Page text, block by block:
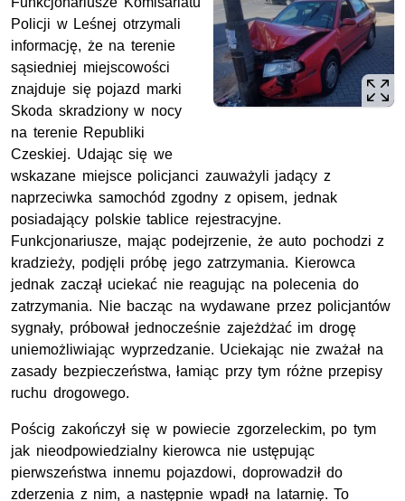
Policji w Leśnej otrzymali
informację, że na terenie
sąsiedniej miejscowości
znajduje się pojazd marki
Skoda skradziony w nocy
na terenie Republiki
Czeskiej. Udając się we
wskazane miejsce policjanci zauważyli jadący z
naprzeciwka samochód zgodny z opisem, jednak
posiadający polskie tablice rejestracyjne.
Funkcjonariusze, mając podejrzenie, że auto pochodzi z
kradzieży, podjęli próbę jego zatrzymania. Kierowca
jednak zaczął uciekać nie reagując na polecenia do
zatrzymania. Nie bacząc na wydawane przez policjantów
sygnały, próbował jednocześnie zajeżdżać im drogę
uniemożliwiając wyprzedzanie. Uciekając nie zważał na
zasady bezpieczeństwa, łamiąc przy tym różne przepisy
ruchu drogowego.
Pościg zakończył się w powiecie zgorzeleckim, po tym
jak nieodpowiedzialny kierowca nie ustępując
pierwszeństwa innemu pojazdowi, doprowadził do
zderzenia z nim, a następnie wpadł na latarnię. To